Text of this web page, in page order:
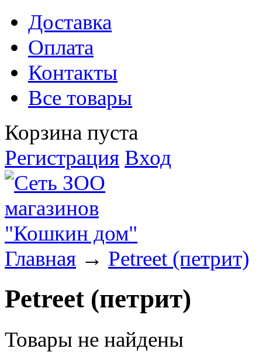
Доставка
Оплата
Контакты
Все товары
Корзина пуста
Регистрация Вход
Главная → Petreet (петрит)
Petreet (петрит)
Товары не найдены